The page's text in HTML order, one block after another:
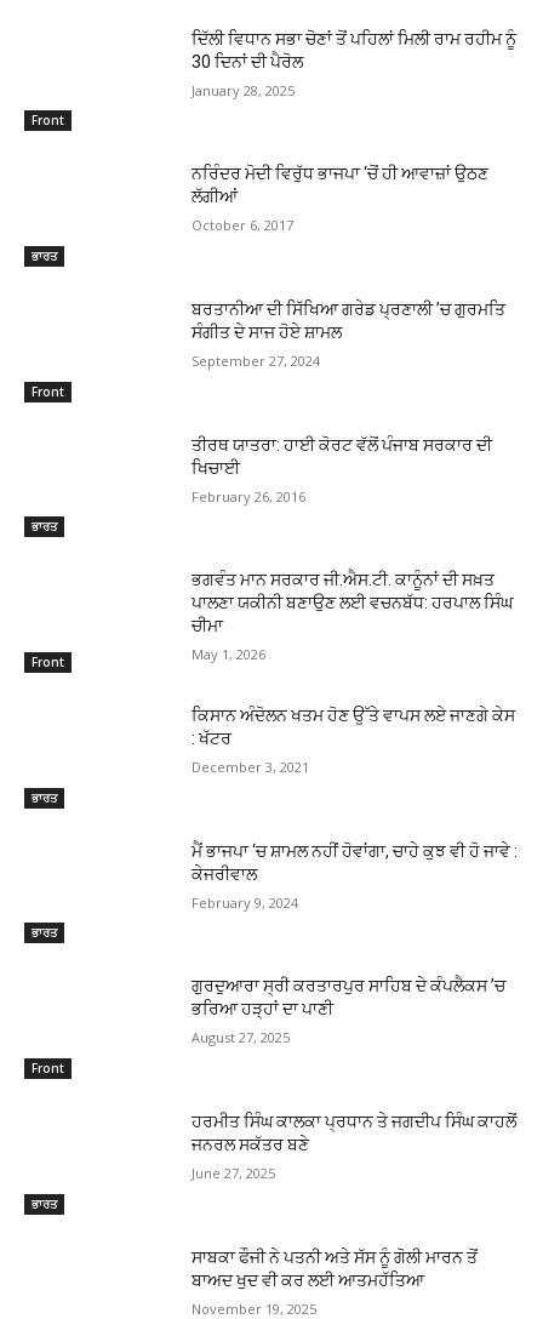
Front
ਦਿੱਲੀ ਵਿਧਾਨ ਸਭਾ ਚੋਣਾਂ ਤੋਂ ਪਹਿਲਾਂ ਮਿਲੀ ਰਾਮ ਰਹੀਮ ਨੂੰ
30 ਦਿਨਾਂ ਦੀ ਪੈਰੋਲ
January 28, 2025
ਭਾਰਤ
ਨਰਿੰਦਰ ਮੋਦੀ ਵਿਰੁੱਧ ਭਾਜਪਾ ‘ਚੋਂ ਹੀ ਆਵਾਜ਼ਾਂ ਉਠਣ
ਲੱਗੀਆਂ
October 6, 2017
Front
ਬਰਤਾਨੀਆ ਦੀ ਸਿੱਖਿਆ ਗਰੇਡ ਪ੍ਰਣਾਲੀ ’ਚ ਗੁਰਮਤਿ
ਸੰਗੀਤ ਦੇ ਸਾਜ ਹੋਏ ਸ਼ਾਮਲ
September 27, 2024
ਭਾਰਤ
ਤੀਰਥ ਯਾਤਰਾ: ਹਾਈ ਕੋਰਟ ਵੱਲੋਂ ਪੰਜਾਬ ਸਰਕਾਰ ਦੀ
ਖਿਚਾਈ
February 26, 2016
Front
ਭਗਵੰਤ ਮਾਨ ਸਰਕਾਰ ਜੀ.ਐਸ.ਟੀ. ਕਾਨੂੰਨਾਂ ਦੀ ਸਖ਼ਤ
ਪਾਲਣਾ ਯਕੀਨੀ ਬਣਾਉਣ ਲਈ ਵਚਨਬੱਧ: ਹਰਪਾਲ ਸਿੰਘ
ਚੀਮਾ
May 1, 2026
ਭਾਰਤ
ਕਿਸਾਨ ਅੰਦੋਲਨ ਖਤਮ ਹੋਣ ਉੱਤੇ ਵਾਪਸ ਲਏ ਜਾਣਗੇ ਕੇਸ
: ਖੱਟਰ
December 3, 2021
ਭਾਰਤ
ਮੈਂ ਭਾਜਪਾ ‘ਚ ਸ਼ਾਮਲ ਨਹੀਂ ਹੋਵਾਂਗਾ, ਚਾਹੇ ਕੁਝ ਵੀ ਹੋ ਜਾਵੇ :
ਕੇਜਰੀਵਾਲ
February 9, 2024
Front
ਗੁਰਦੁਆਰਾ ਸ੍ਰੀ ਕਰਤਾਰਪੁਰ ਸਾਹਿਬ ਦੇ ਕੰਪਲੈਕਸ ’ਚ
ਭਰਿਆ ਹੜ੍ਹਾਂ ਦਾ ਪਾਣੀ
August 27, 2025
ਭਾਰਤ
ਹਰਮੀਤ ਸਿੰਘ ਕਾਲਕਾ ਪ੍ਰਧਾਨ ਤੇ ਜਗਦੀਪ ਸਿੰਘ ਕਾਹਲੋਂ
ਜਨਰਲ ਸਕੱਤਰ ਬਣੇ
June 27, 2025
ਸਾਬਕਾ ਫੌਜੀ ਨੇ ਪਤਨੀ ਅਤੇ ਸੱਸ ਨੂੰ ਗੋਲੀ ਮਾਰਨ ਤੋਂ
ਬਾਅਦ ਖੁਦ ਵੀ ਕਰ ਲਈ ਆਤਮਹੱਤਿਆ
November 19, 2025